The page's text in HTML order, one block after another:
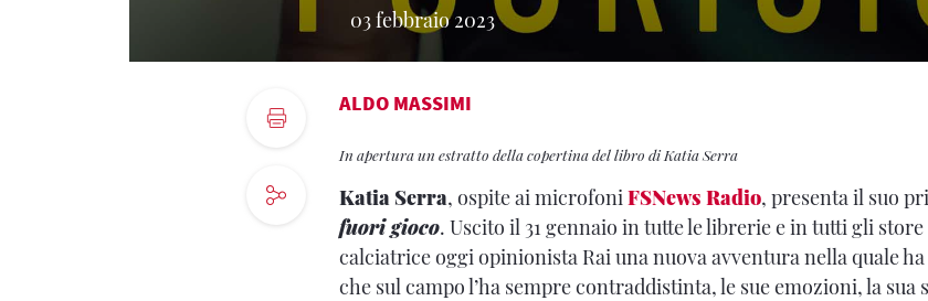
03 febbraio 2023
ALDO MASSIMI
In apertura un estratto della copertina del libro di Katia Serra
Katia Serra, ospite ai microfoniFSNews Radio, presenta il suo
fuori gioco. Uscito il 31 gennaio in tutte le librerie e in tutti gli store
calciatrice oggi opinionista Rai una nuova avventura nella quale
che sul campo l’ha sempre contraddistinta, le sue emozioni, la sua